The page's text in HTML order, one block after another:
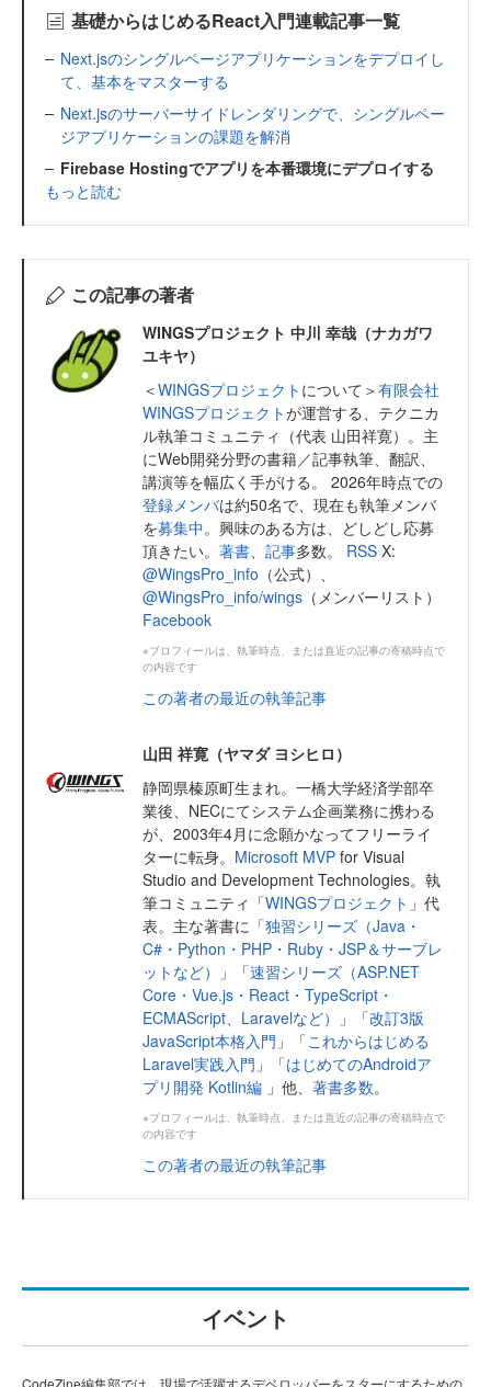
基礎からはじめるReact入門連載記事一覧
Next.jsのシングルページアプリケーションをデプロイし
て、基本をマスターする
Next.jsのサーバーサイドレンダリングで、シングルペー
ジアプリケーションの課題を解消
Firebase Hostingでアプリを本番環境にデプロイする
もっと読む
この記事の著者
WINGSプロジェクト 中川 幸哉（ナカガワ
ユキヤ）
＜WINGSプロジェクト について＞有限会社
WINGSプロジェクトが運営する、テクニカ
ル執筆コミュニティ（代表 山田祥寛）。主
にWeb開発分野の書籍／記事執筆、翻訳、
講演等を幅広く手がける。 2026年時点での
登録メンバは約50名で、現在も執筆メンバ
を募集中。興味のある方は、どしどし応募
頂きたい。 著書、 記事多数。 RSS X:
@WingsPro_info （公式）、
@WingsPro_info/wings （メンバーリスト）
Facebook
※プロフィールは、執筆時点、または直近の記事の寄稿時点で
の内容です
この著者の最近の執筆記事
山田 祥寛（ヤマダ ヨシヒロ）
静岡県榛原町生まれ。一橋大学経済学部卒
業後、NECにてシステム企画業務に携わる
が、2003年4月に念願かなってフリーライ
ターに転身。 Microsoft MVP for Visual
Studio and Development Technologies。執
筆コミュニティ「WINGSプロジェクト 」代
表。主な著書に「独習シリーズ（Java・
C#・Python・PHP・Ruby・JSP＆サーブレ
ットなど）
」「速習シリーズ（ASP.NET
Core・Vue.js・React・TypeScript・
ECMAScript、Laravelなど）
」「改訂3版
JavaScript本格入門 」「これからはじめる
Laravel実践入門 」「はじめてのAndroidア
プリ開発 Kotlin編 」他、 著書多数。
※プロフィールは、執筆時点、または直近の記事の寄稿時点で
の内容です
この著者の最近の執筆記事
イベント
CodeZine編集部では、現場で活躍するデベロッパーをスターにするための